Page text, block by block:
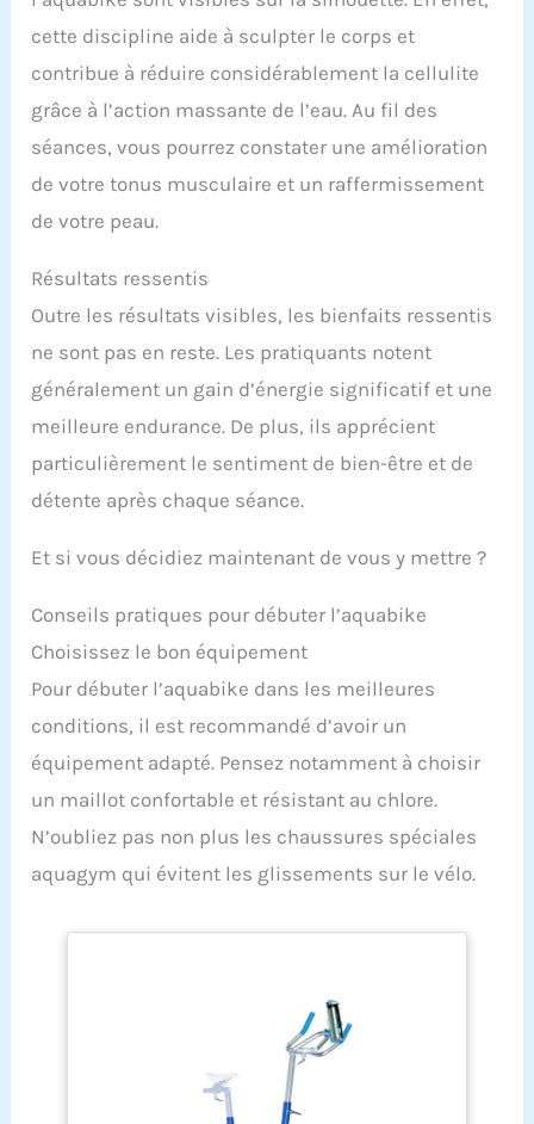
cette discipline aide à sculpter le corps et
contribue à réduire considérablement la cellulite
grâce à l’action massante de l’eau. Au fil des
séances, vous pourrez constater une amélioration
de votre tonus musculaire et un raffermissement
de votre peau.
Résultats ressentis
Outre les résultats visibles, les bienfaits ressentis
ne sont pas en reste. Les pratiquants notent
généralement un gain d’énergie significatif et une
meilleure endurance. De plus, ils apprécient
particulièrement le sentiment de bien-être et de
détente après chaque séance.
Et si vous décidiez maintenant de vous y mettre ?
Conseils pratiques pour débuter l’aquabike
Choisissez le bon équipement
Pour débuter l’aquabike dans les meilleures
conditions, il est recommandé d’avoir un
équipement adapté. Pensez notamment à choisir
un maillot confortable et résistant au chlore.
N’oubliez pas non plus les chaussures spéciales
aquagym qui évitent les glissements sur le vélo.